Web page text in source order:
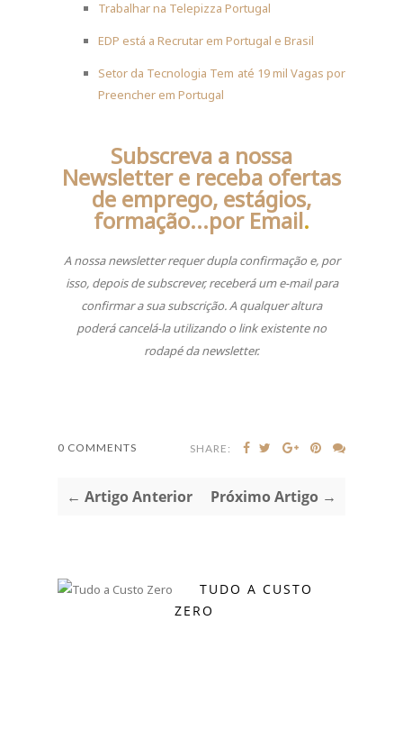
Trabalhar na Telepizza Portugal
EDP está a Recrutar em Portugal e Brasil
Setor da Tecnologia Tem até 19 mil Vagas por
Preencher em Portugal
Subscreva a nossa
Newsletter e receba ofertas
de emprego, estágios,
formação...por Email.
A nossa newsletter requer dupla confirmação e, por
isso, depois de subscrever, receberá um e-mail para
confirmar a sua subscrição.A qualquer altura
poderá cancelá-la utilizando o link existente no
rodapé da newsletter.
0 COMMENTS SHARE:
← Artigo Anterior Próximo Artigo →
TUDO A CUSTO
ZERO